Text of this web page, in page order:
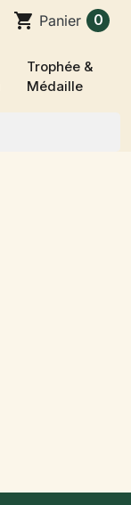
shopping_cart Panier 0
Trophée &
Médaille